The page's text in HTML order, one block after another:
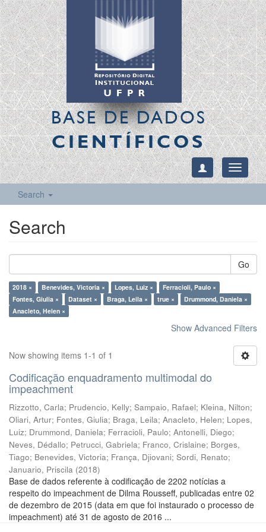
BASE DE DADOS
CIENTÍFICOS
Toggle
Search
Search
Go
2018 × Benevides, Victoria × Lopes, Luiz ×
Ferracioli, Paulo ×
Fontes, Giulia ×
Dataset × Braga, Leila × true ×
Drummond, Daniela ×
Anacleto, Helen ×
Show Advanced Filters
Now showing items 1-1 of 1
Codificação enquadramento multimodal do
impeachment
Rizzotto, Carla; Prudencio, Kelly; Sampaio, Rafael; Kleina, Nilton;
Oliari, Artur; Fontes, Giulia; Braga, Leila; Anacleto, Helen; Lopes,
Luiz; Drummond, Daniela; Ferracioli, Paulo; Antonelli, Diego;
Neves, Dédallo; Petrucci, Gabriela; Franco, Crislaine; Borges,
Tiago; Benevides, Victoria; França, Djiovani; Sordi, Renato;
Januario, Priscila (2018)
Base de dados referente à codificação de 2202 notícias a
respeito do impeachment de Dilma Rousseff, publicadas entre 02
de dezembro de 2015 (data em que foi instaurado o processo de
impeachment) até 31 de agosto de 2016 ...